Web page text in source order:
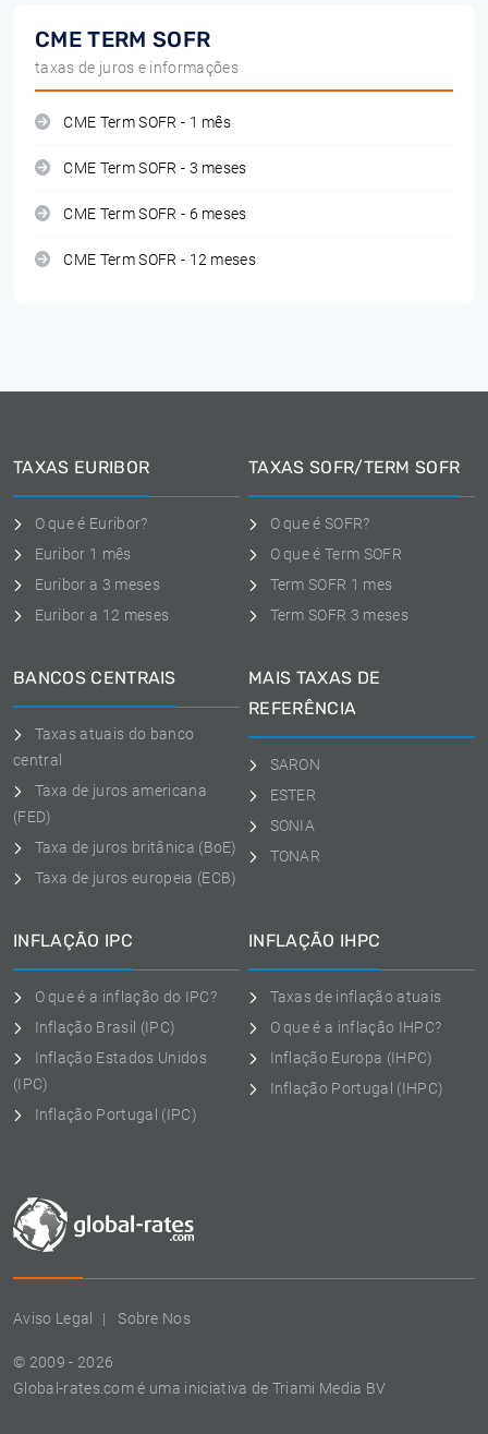
CME TERM SOFR
taxas de juros e informações
CME Term SOFR - 1 mês
CME Term SOFR - 3 meses
CME Term SOFR - 6 meses
CME Term SOFR - 12 meses
Aviso Legal Sobre Nos
© 2009 - 2026
Global-rates.com é uma iniciativa de Triami Media BV
TAXAS EURIBOR
O que é Euribor?
Euribor 1 mês
Euribor a 3 meses
Euribor a 12 meses
TAXAS SOFR/TERM SOFR
O que é SOFR?
O que é Term SOFR
Term SOFR 1 mes
Term SOFR 3 meses
BANCOS CENTRAIS
Taxas atuais do banco
central
Taxa de juros americana
(FED)
Taxa de juros britânica (BoE)
Taxa de juros europeia (ECB)
MAIS TAXAS DE
REFERÊNCIA
SARON
ESTER
SONIA
TONAR
INFLAÇÃO IPC
O que é a inflação do IPC?
Inflação Brasil (IPC)
Inflação Estados Unidos
(IPC)
Inflação Portugal (IPC)
INFLAÇÃO IHPC
Taxas de inflação atuais
O que é a inflação IHPC?
Inflação Europa (IHPC)
Inflação Portugal (IHPC)